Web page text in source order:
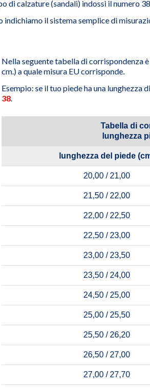
di calzature (sandali) indossi il numero
il sistema semplice di
Nella seguente tabella di corrispondenza
cm.) a quale misura EU corrisponde.
Esempio: se il tuo piede ha una lunghezza
38.
Tabella di
lunghezza
lunghezza del piede
20,00 / 21,00
21,50 / 22,00
22,00 / 22,50
22,50 / 23,00
23,00 / 23,50
23,50 / 24,00
24,50 / 25,00
25,00 / 25,50
25,50 / 26,20
26,50 / 27,00
27,00 / 27,70